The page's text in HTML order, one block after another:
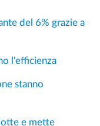
del 6% grazie a
l'efficienza
stanno
e mette